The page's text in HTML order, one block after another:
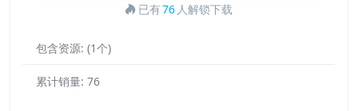
已有76 人解锁下载
包含资源: (1个)
累计销量: 76